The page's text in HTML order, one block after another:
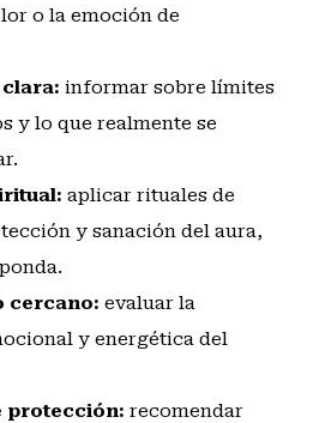
o la emoción de
informar sobre límites
y lo que realmente se
aplicar rituales de
y sanación del aura,
cercano: evaluar la
y energética del
protección: recomendar